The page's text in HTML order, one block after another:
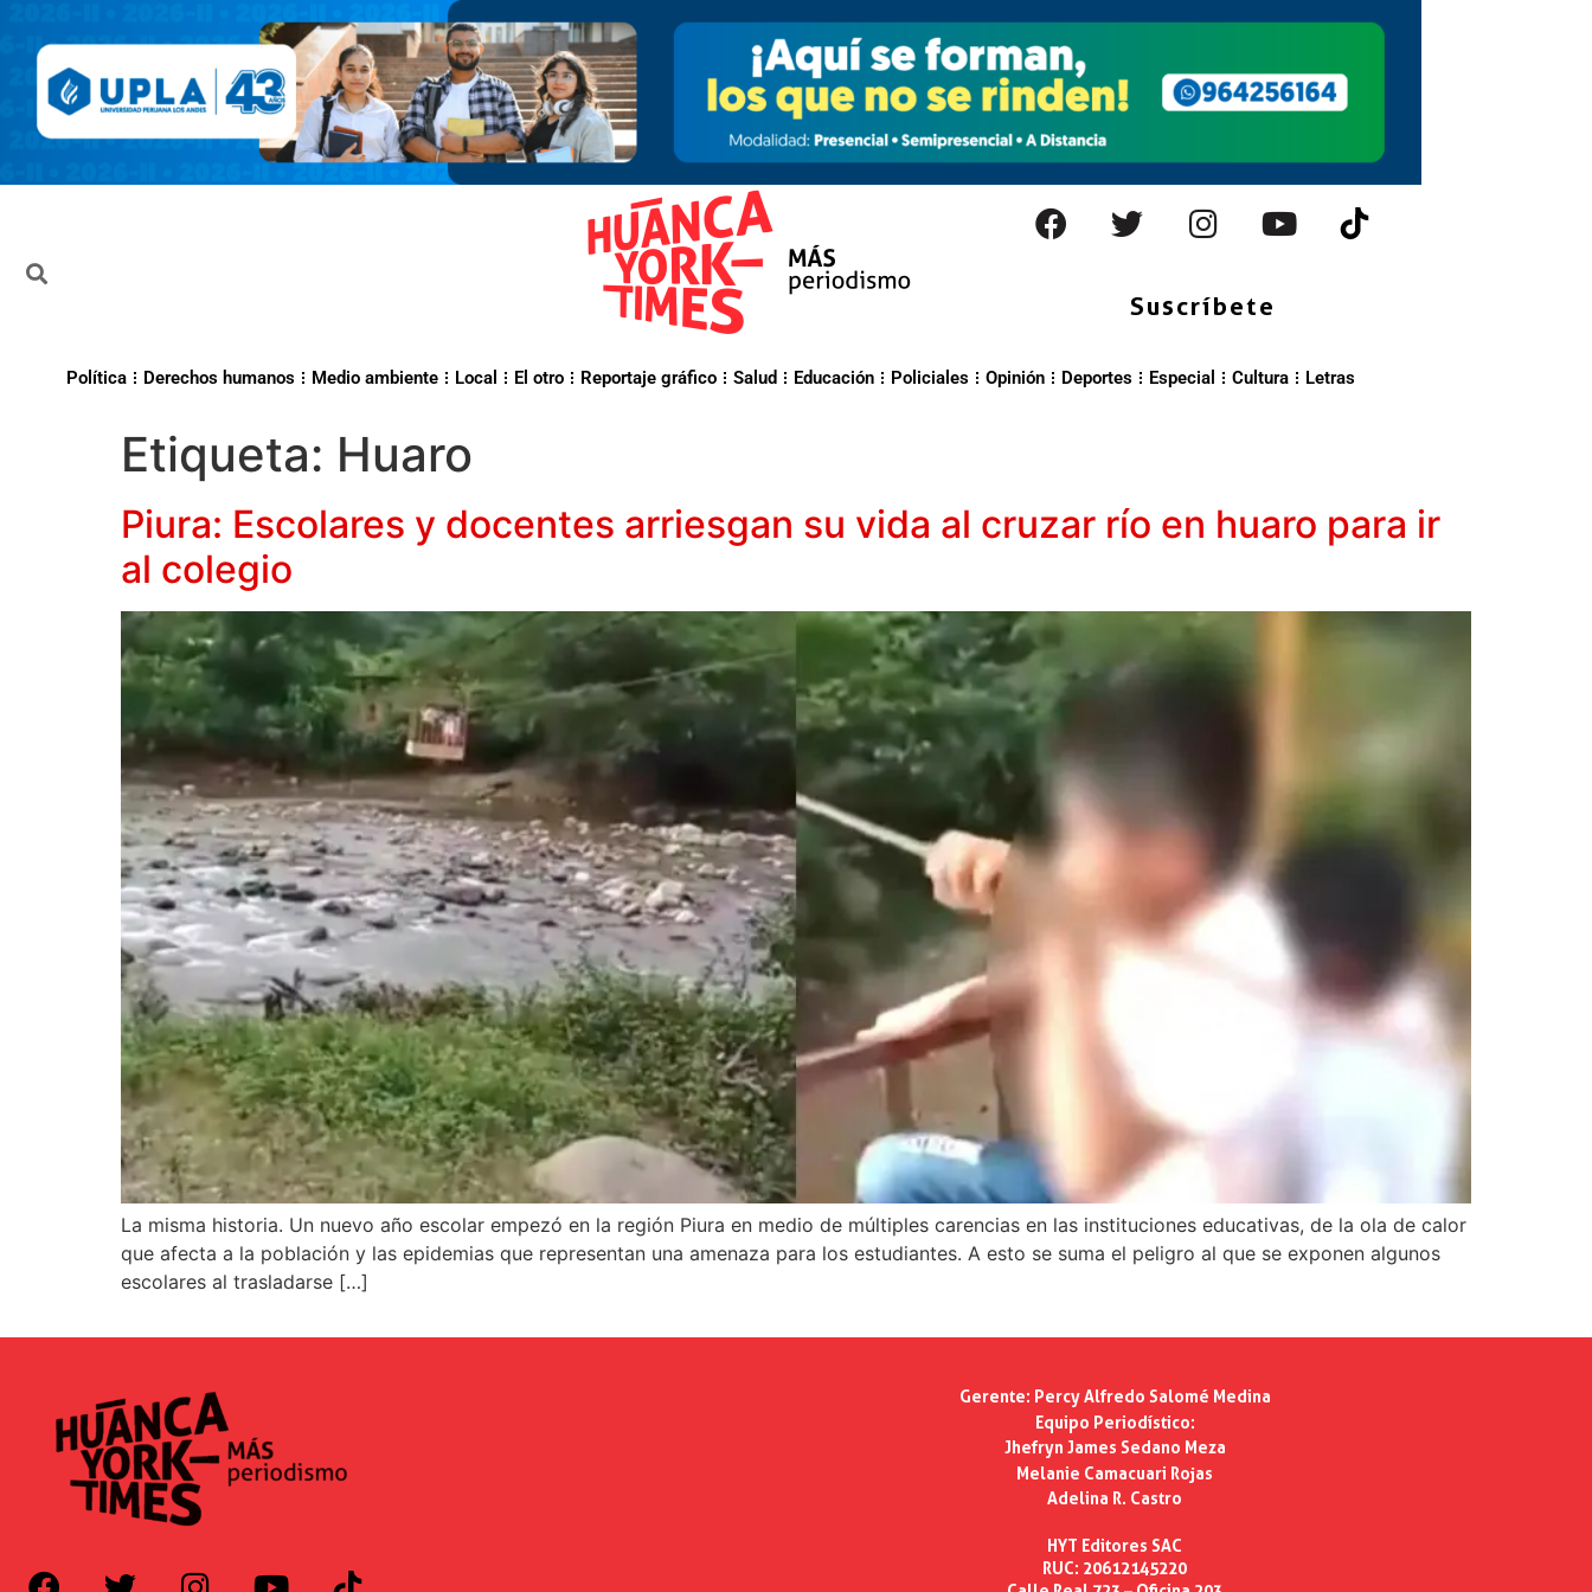
Suscríbete
Política Derechos humanos Medio ambiente Local El otro Reportaje gráfico Salud Educación Policiales Opinión Deportes Especial Cultura Letras
Etiqueta: Huaro
Piura: Escolares y docentes arriesgan su vida al cruzar río en huaro para ir
al colegio
La misma historia. Un nuevo año escolar empezó en la región Piura en medio de múltiples carencias en las instituciones educativas, de la ola de calor
que afecta a la población y las epidemias que representan una amenaza para los estudiantes. A esto se suma el peligro al que se exponen algunos
escolares al trasladarse […]
Gerente: Percy Alfredo Salomé Medina
Equipo Periodístico:
Jhefryn James Sedano Meza
Melanie Camacuari Rojas
Adelina R. Castro
HYT Editores SAC
RUC: 20612145220